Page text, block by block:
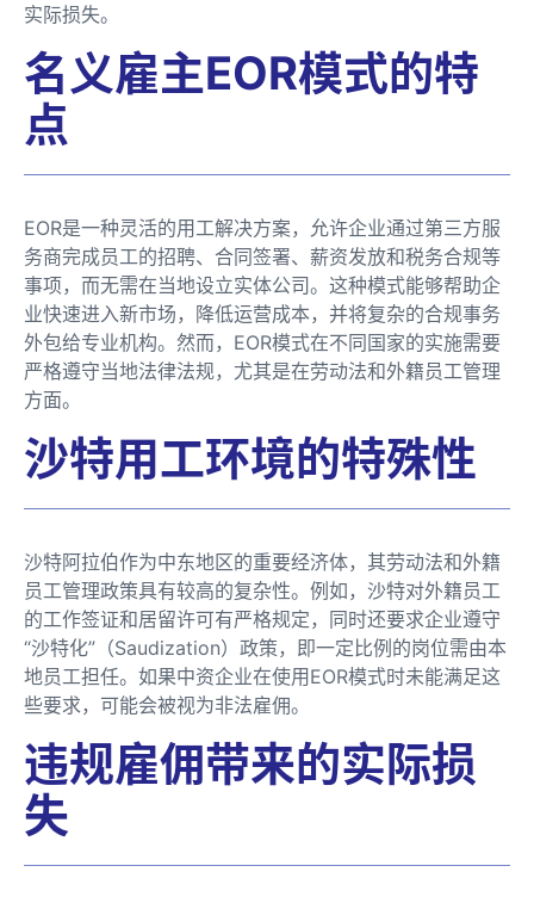
实际损失。
名义雇主EOR模式的特
点
EOR是一种灵活的用工解决方案，允许企业通过第三方服
务商完成员工的招聘、合同签署、薪资发放和税务合规等
事项，而无需在当地设立实体公司。这种模式能够帮助企
业快速进入新市场，降低运营成本，并将复杂的合规事务
外包给专业机构。然而，EOR模式在不同国家的实施需要
严格遵守当地法律法规，尤其是在劳动法和外籍员工管理
方面。
沙特用工环境的特殊性
沙特阿拉伯作为中东地区的重要经济体，其劳动法和外籍
员工管理政策具有较高的复杂性。例如，沙特对外籍员工
的工作签证和居留许可有严格规定，同时还要求企业遵守
“沙特化”（Saudization）政策，即一定比例的岗位需由本
地员工担任。如果中资企业在使用EOR模式时未能满足这
些要求，可能会被视为非法雇佣。
违规雇佣带来的实际损
失